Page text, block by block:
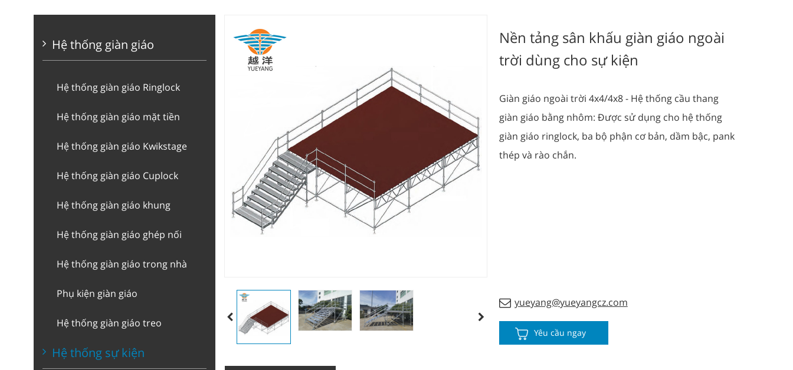
Hệ thống giàn giáo
Hệ thống giàn giáo Ringlock
Hệ thống giàn giáo mặt tiền
Hệ thống giàn giáo Kwikstage
Hệ thống giàn giáo Cuplock
Hệ thống giàn giáo khung
Hệ thống giàn giáo ghép nối
Hệ thống giàn giáo trong nhà
Phụ kiện giàn giáo
Hệ thống giàn giáo treo
Hệ thống sự kiện
Nền tảng sân khấu giàn giáo ngoài
trời dùng cho sự kiện
Giàn giáo ngoài trời 4x4/4x8 - Hệ thống cầu thang
giàn giáo bằng nhôm: Được sử dụng cho hệ thống
giàn giáo ringlock, ba bộ phận cơ bản, dầm bậc, pank
thép và rào chắn.
yueyang@yueyangcz.com
Yêu cầu ngay